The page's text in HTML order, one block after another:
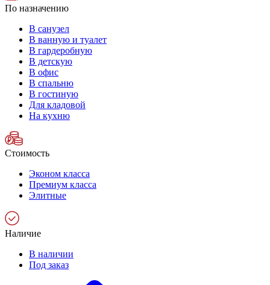
По назначению
В санузел
В ванную и туалет
В гардеробную
В детскую
В офис
В спальню
В гостиную
Для кладовой
На кухню
Стоимость
Эконом класса
Премиум класса
Элитные
Наличие
В наличии
Под заказ